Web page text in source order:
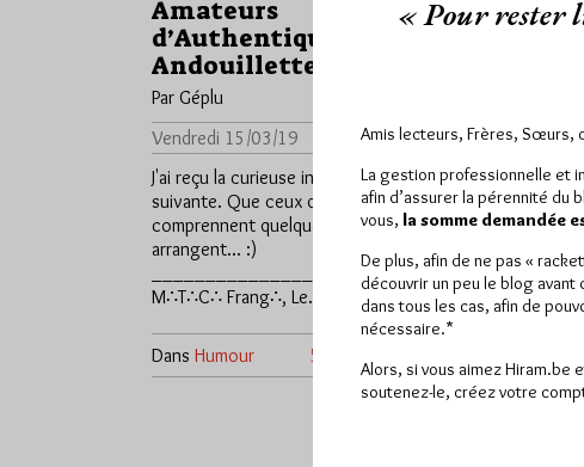
Amateurs
d’Authentiques
Andouillettes
Par Géplu
Vendredi 15/03/19
Lu 8362 fois
J'ai reçu la curieuse invitation
suivante. Que ceux qui y
comprennent quelque chose s'en
arrangent... :)
_________________________
M∴T∴C∴ Frang∴, Le…
Dans Humour 5 commentaires
« Pour rester
Amis lecteurs, Frères, Sœurs,
La gestion professionnelle et
afin d’assurer la pérennité du
vous, la somme demandée
De plus, afin de ne pas «
découvrir un peu le blog avant
dans tous les cas, afin de
nécessaire.*
Alors, si vous aimez Hiram.be
soutenez-le, créez votre